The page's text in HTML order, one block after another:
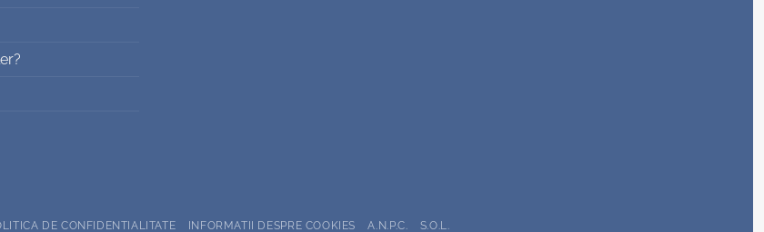
DE CONFIDENTIALITATE INFORMATII DESPRE COOKIES A.N.P.C. S.O.L.